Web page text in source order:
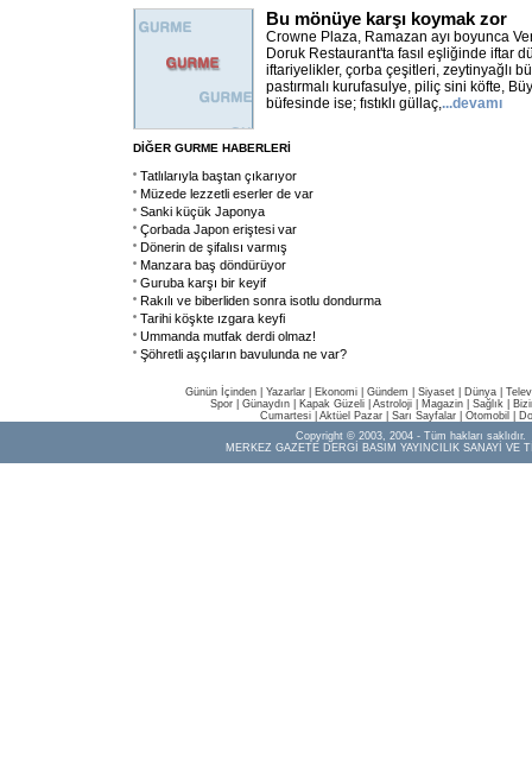
Bu mönüye karşı koymak zor
Crowne Plaza, Ramazan ayı boyunca
Doruk Restaurant'ta fasıl eşliğinde iftar
iftariyelikler, çorba çeşitleri, zeytinyağlı
pastırmalı kurufasulye, piliç sini köfte,
büfesinde ise; fıstıklı güllaç,...devamı
DİĞER GURME HABERLERİ
Tatlılarıyla baştan çıkarıyor
Müzede lezzetli eserler de var
Sanki küçük Japonya
Çorbada Japon eriştesi var
Dönerin de şifalısı varmış
Manzara baş döndürüyor
Guruba karşı bir keyif
Rakılı ve biberliden sonra isotlu dondurma
Tarihi köşkte ızgara keyfi
Ummanda mutfak derdi olmaz!
Şöhretli aşçıların bavulunda ne var?
Günün İçinden Yazarlar Ekonomi Gündem Siyaset Dünya |
Spor
Günaydın Kapak Güzeli Astroloji Magazin Sağlık
Cumartesi| Aktüel Pazar| Sarı Sayfalar| Otomobil
Copyright © 2003, 2004 - Tüm hakları saklıdır.
MERKEZ GAZETE DERGİ BASIM YAYINCILIK SANAYİ VE